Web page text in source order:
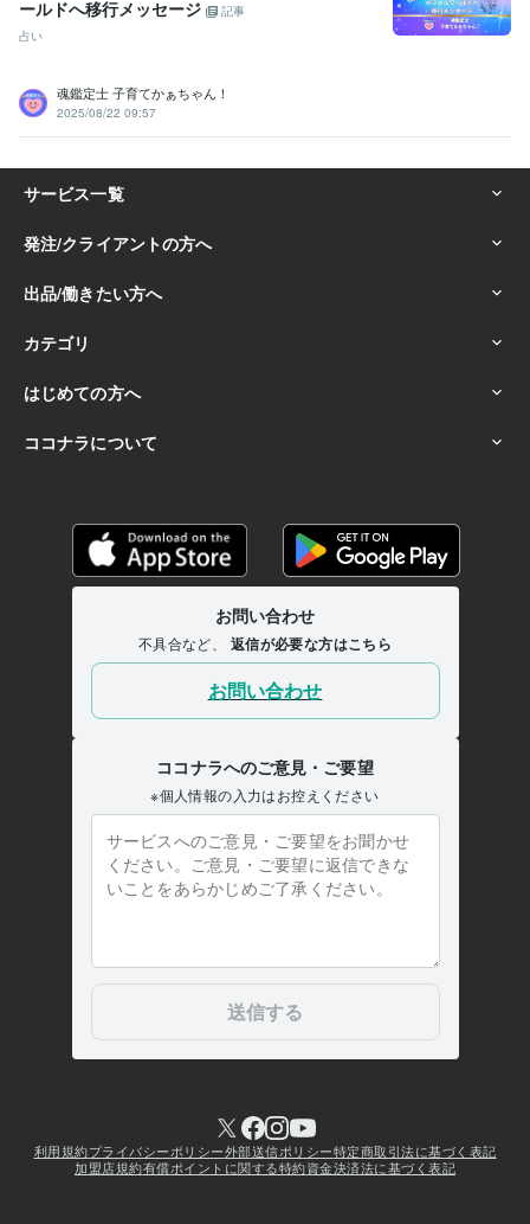
ールドへ移行メッセージ
記事
占い
魂鑑定士 子育てかぁちゃん！
2025/08/22 09:57